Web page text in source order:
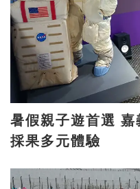
暑假親子遊首選 嘉
採果多元體驗